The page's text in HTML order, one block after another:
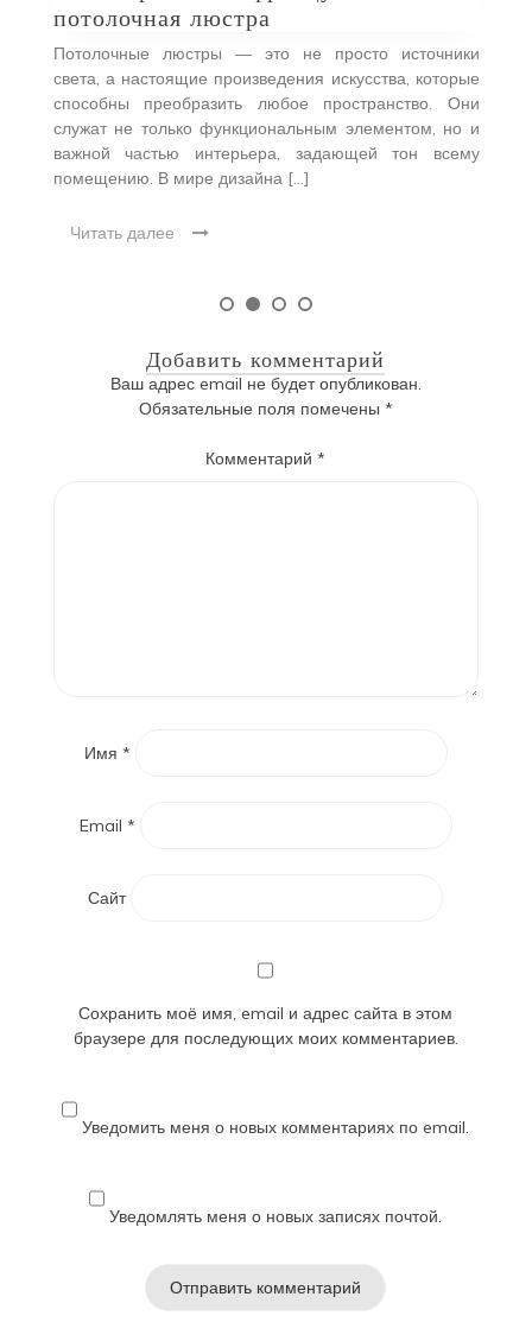
потолочная люстра
Потолочные люстры — это не просто источники
света, а настоящие произведения искусства, которые
способны преобразить любое пространство. Они
служат не только функциональным элементом, но и
важной частью интерьера, задающей тон всему
помещению. В мире дизайна […]
Читать далее
Добавить комментарий
Ваш адрес email не будет опубликован.
Обязательные поля помечены *
Комментарий*
Имя *
Email *
Сайт
Сохранить моё имя, email и адрес сайта в этом
браузере для последующих моих комментариев.
Уведомить меня о новых комментариях по email.
Уведомлять меня о новых записях почтой.